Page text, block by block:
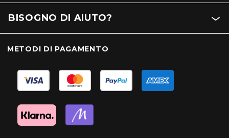
BISOGNO DI AIUTO?
METODI DI PAGAMENTO